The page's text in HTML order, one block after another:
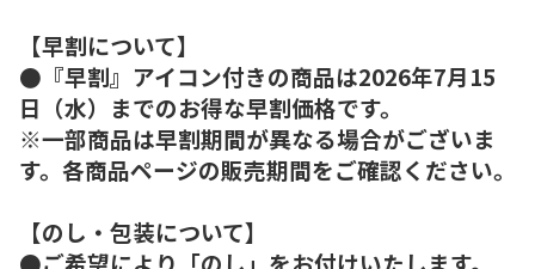
【早割について】
●『早割』アイコン付きの商品は2026年7月15
日（水）までのお得な早割価格です。
※一部商品は早割期間が異なる場合がございま
す。各商品ページの販売期間をご確認ください。
【のし・包装について】
●ご希望により「のし」をお付けいたします。